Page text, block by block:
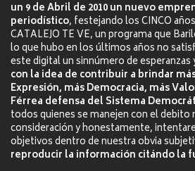
un 9 de Abril de 2010 un nuevo
periodístico, festejando los CINCO
CATALEJO TE VE, un programa que
lo que hubo en los últimos años no
este digital un sinnúmero de esperanzas
con la idea de contribuir a brindar
Expresión, más Democracia, más
Férrea defensa del Sistema
todos quienes se manejen con el debito
consideración y honestamente,
objetivos dentro de nuestra obvia
reproducir la información citándo la